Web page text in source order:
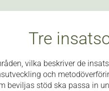
Tre
vilka beskriver de
och
beviljas stöd ska passa in